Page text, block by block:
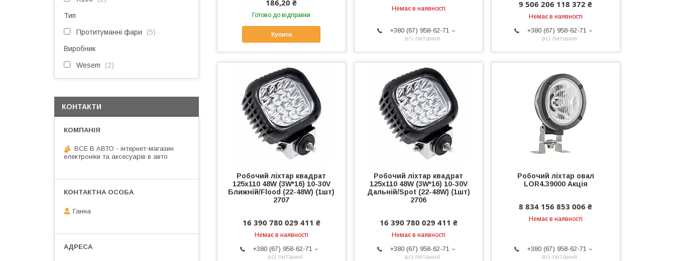
186,20 ₴
Готово до відправки
Купити
Немає в наявності
+380 (67) 958-62-71
всі питання
9 506 206 118 372 ₴
Немає в наявності
+380 (67) 958-62-71
всі питання
Робочий ліхтар квадрат
125x110 48W (3W*16) 10-30V
Ближній/Flood (22-48W) (1шт)
2707
16 390 780 029 411 ₴
Немає в наявності
+380 (67) 958-62-71
всі питання
Робочий ліхтар квадрат
125x110 48W (3W*16) 10-30V
Дальній/Spot (22-48W) (1шт)
2706
16 390 780 029 411 ₴
Немає в наявності
+380 (67) 958-62-71
всі питання
Робочий ліхтар овал
LOR4.39000 Акція
8 834 156 853 006 ₴
Немає в наявності
+380 (67) 958-62-71
всі питання
Тип
Протитуманні фари 5
Виробник
Wesem 2
КОНТАКТИ
ВСЕ В АВТО - інтернет-магазин
електроніки та аксесуарів в авто
Ганна